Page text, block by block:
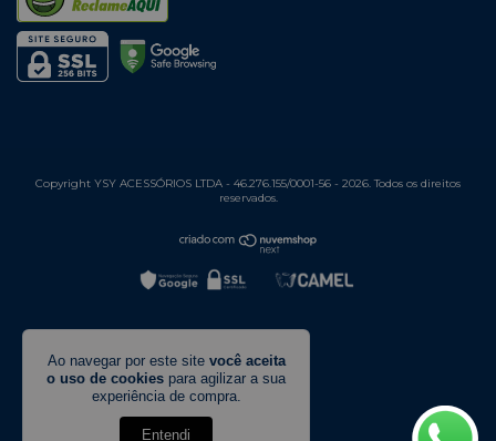
Ao navegar por este site você aceita
o uso de cookies para agilizar a sua
experiência de compra.
Entendi
Copyright YSY ACESSÓRIOS LTDA - 46.276.155/0001-56 - 2026. Todos os direitos
reservados.